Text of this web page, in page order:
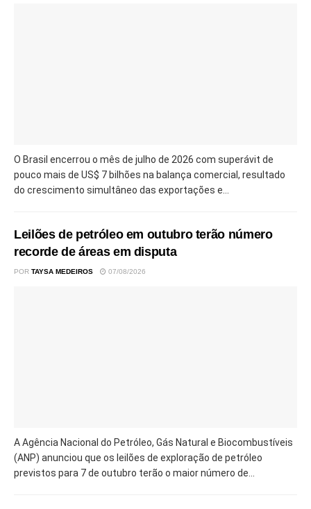
O Brasil encerrou o mês de julho de 2026 com superávit de
pouco mais de US$ 7 bilhões na balança comercial, resultado
do crescimento simultâneo das exportações e...
Leilões de petróleo em outubro terão número
recorde de áreas em disputa
POR TAYSA MEDEIROS 07/08/2026
A Agência Nacional do Petróleo, Gás Natural e Biocombustíveis
(ANP) anunciou que os leilões de exploração de petróleo
previstos para 7 de outubro terão o maior número de...